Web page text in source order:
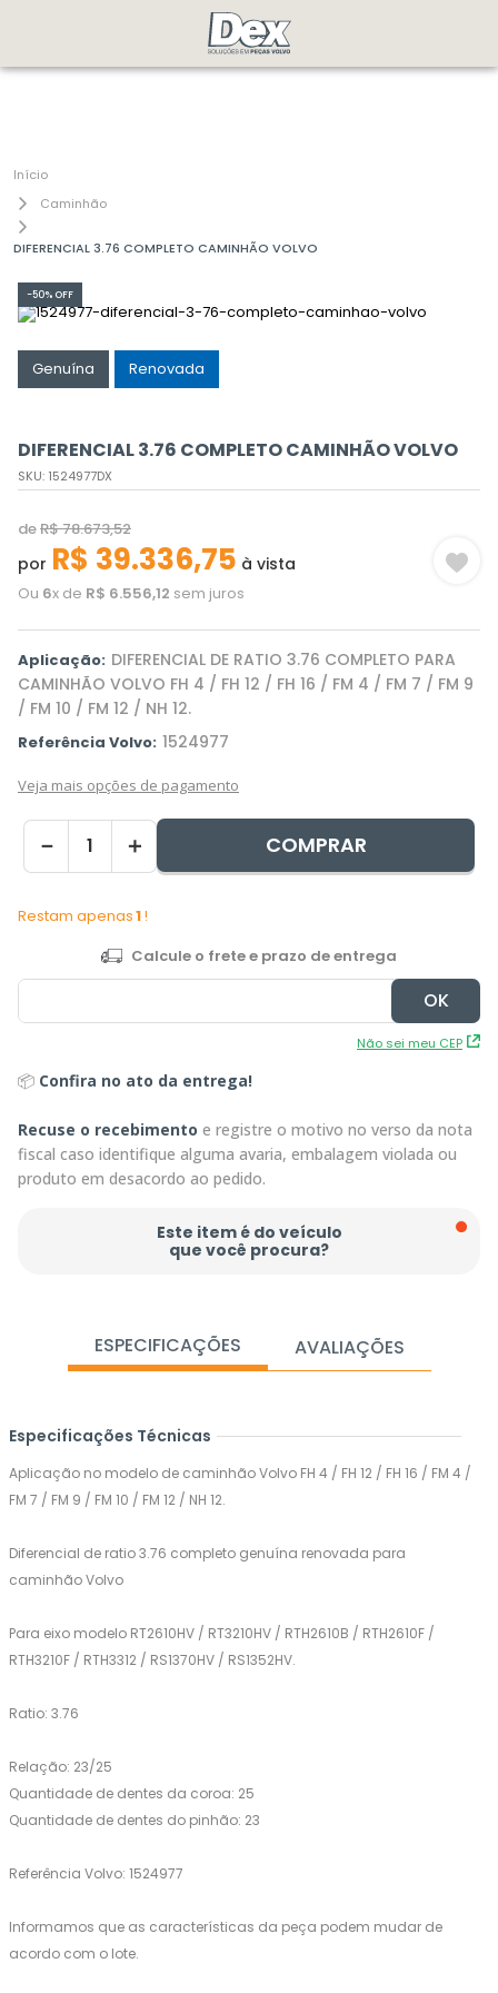
Caminhão
DIFERENCIAL 3.76 COMPLETO CAMINHÃO VOLVO
-50% OFF
Genuína Renovada
DIFERENCIAL 3.76 COMPLETO CAMINHÃO VOLVO
SKU: 1524977DX
deR$78.673,52
por R$ 39.336,75 à vista
Ou 6x de R$ 6.556,12 sem juros
Aplicação: DIFERENCIAL DE RATIO 3.76 COMPLETO PARA
CAMINHÃO VOLVO FH 4 / FH 12 / FH 16 / FM 4 / FM 7 / FM 9
/ FM 10 / FM 12 / NH 12.
Referência Volvo: 1524977
Veja mais opções de pagamento
＋
－ COMPRAR
Restam apenas1!
Não sei meu CEP
📦 Confira no ato da entrega!
Recuse o recebimento e registre o motivo no verso da nota
fiscal caso identifique alguma avaria, embalagem violada ou
produto em desacordo ao pedido.
Este item é do veículo
que você procura?
ESPECIFICAÇÕES AVALIAÇÕES
Especificações Técnicas
Aplicação no modelo de caminhão Volvo FH 4 / FH 12 / FH 16 / FM 4 /
FM 7 / FM 9 / FM 10 / FM 12 / NH 12.
Diferencial de ratio 3.76 completo genuína renovada para
caminhão Volvo
Para eixo modelo RT2610HV / RT3210HV / RTH2610B / RTH2610F /
RTH3210F / RTH3312 / RS1370HV / RS1352HV.
Ratio: 3.76
Relação: 23/25
Quantidade de dentes da coroa: 25
Quantidade de dentes do pinhão: 23
Referência Volvo: 1524977
Informamos que as características da peça podem mudar de
acordo com o lote.